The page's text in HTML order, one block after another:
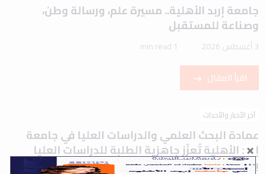
جامعة إربد الأهلية.. مسيرة علم، ورسالة وطن،
وصناعة للمستقبل
3 أغسطس 2026 1 min read
اقرأ المقال
آخر الأخبار والأحداث
عمادة البحث العلمي والدراسات العليا في جامعة
إربد الأهلية تُعزّز جاهزية الطلبة للدراسات العليا
بورشة تعريفية حول اختباري IELTS وTOEFL